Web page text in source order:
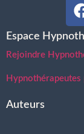
Espace
Rejoindre
Auteurs